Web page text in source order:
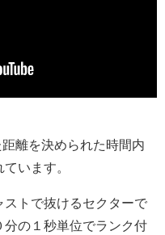
離を決められた時間内
います。
トで抜けるセクターで
の１秒単位でランク付